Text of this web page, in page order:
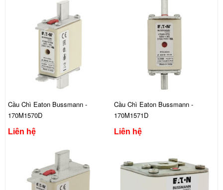
Cầu Chì Eaton Bussmann -
170M1570D
Liên hệ
Cầu Chì Eaton Bussmann -
170M1571D
Liên hệ